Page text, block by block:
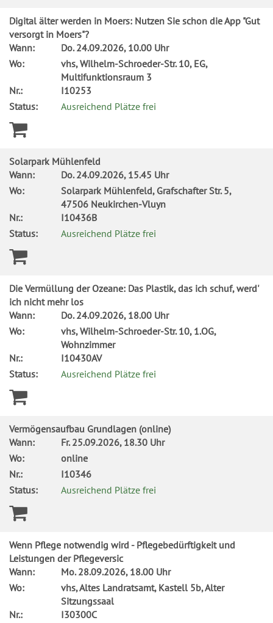
Digital älter werden in Moers: Nutzen Sie schon die App "Gut
versorgt in Moers"?
Wann:
Do.24.09.2026, 10.00 Uhr
Wo:
vhs, Wilhelm-Schroeder-Str. 10, EG,
Multifunktionsraum 3
Nr.:
I10253
Status:
Ausreichend Plätze frei
Solarpark Mühlenfeld
Wann:
Do.24.09.2026, 15.45 Uhr
Wo:
Solarpark Mühlenfeld, Grafschafter Str. 5,
47506 Neukirchen-Vluyn
Nr.:
I10436B
Status:
Ausreichend Plätze frei
Die Vermüllung der Ozeane: Das Plastik, das ich schuf, werd'
ich nicht mehr los
Wann:
Do.24.09.2026, 18.00 Uhr
Wo:
vhs, Wilhelm-Schroeder-Str. 10, 1.OG,
Wohnzimmer
Nr.:
I10430AV
Status:
Ausreichend Plätze frei
Vermögensaufbau Grundlagen (online)
Wann:
Fr.25.09.2026, 18.30 Uhr
Wo:
online
Nr.:
I10346
Status:
Ausreichend Plätze frei
Wenn Pflege notwendig wird - Pflegebedürftigkeit und
Leistungen der Pflegeversic
Wann:
Mo.28.09.2026, 18.00 Uhr
Wo:
vhs, Altes Landratsamt, Kastell 5b, Alter
Sitzungssaal
Nr.:
I30300C